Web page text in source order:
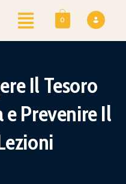
0
Il Tesoro
e Prevenire Il